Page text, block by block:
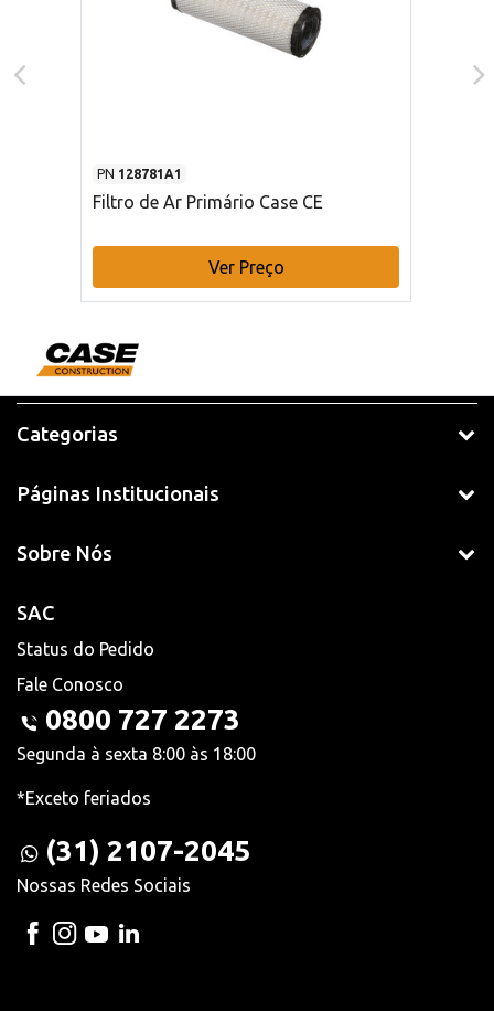
PN 128781A1
Filtro de Ar Primário Case CE
Ver Preço
Categorias
Páginas Institucionais
Sobre Nós
SAC
Status do Pedido
Fale Conosco
0800 727 2273
Segunda à sexta 8:00 às 18:00
*Exceto feriados
(31) 2107-2045
Nossas Redes Sociais